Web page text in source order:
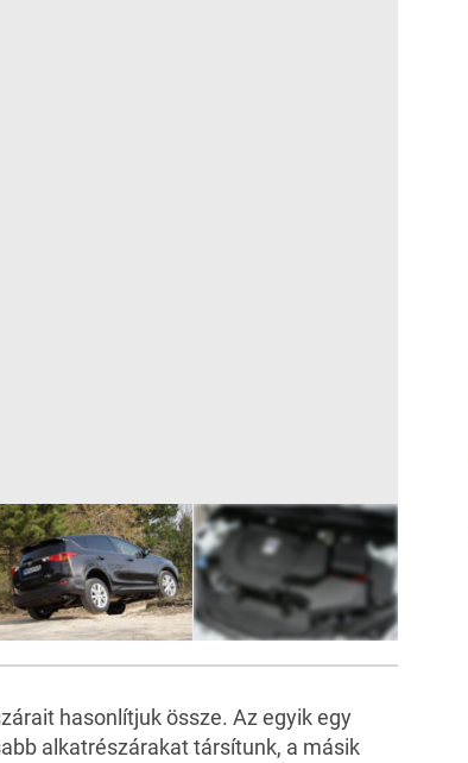
hasonlítjuk össze. Az egyik egy
alkatrészárakat társítunk, a másik